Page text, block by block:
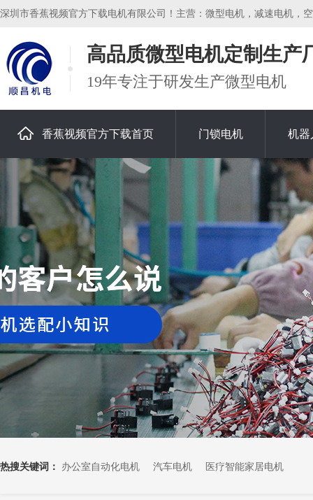
深圳市香蕉视频官方下载电机有限公司！主营：微型电机，减速电机，空
高品质微型电机定制生产
19年专注于研发生产微型电机
香蕉视频官方下载首页 门锁电机 机器
关于香蕉视频官方下载
热搜关键词： 办公室自动化电机 汽车电机 医疗智能家居电机